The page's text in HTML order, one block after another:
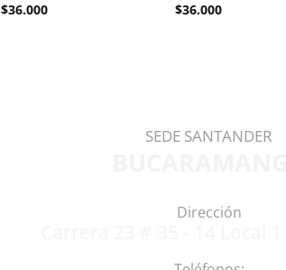
$36.000
$36.000
SEDE SANTANDER
Dirección